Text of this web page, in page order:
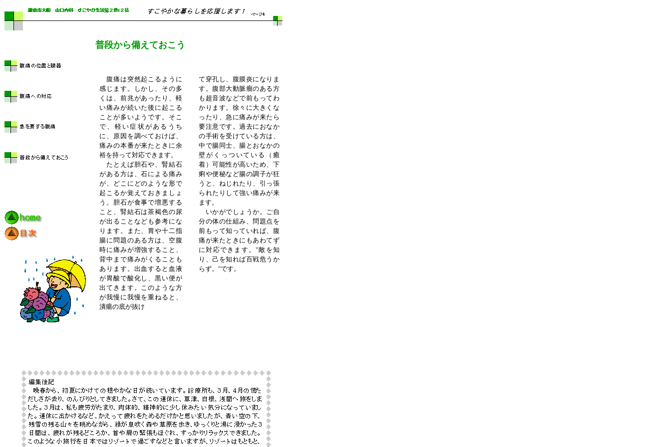
普段から備えておこう
腹痛は突然起こるように
感じます。しかし、その多
くは、前兆があったり、軽
い痛みが続いた後に起こる
ことが多いようです。そこ
で、軽い症状があるうち
に、原因を調べておけば、
痛みの本番が来たときに余
裕を持って対応できます。
たとえば胆石や、腎結石
がある方は、石による痛み
が、どこにどのような形で
起こるか覚えておきましょ
う。胆石が食事で増悪する
こと、腎結石は茶褐色の尿
が出ることなども参考にな
ります。また、胃や十二指
腸に問題のある方は、空腹
時に痛みが増強すること、
背中まで痛みがくることも
あります。出血すると血液
が胃酸で酸化し、黒い便が
出てきます。このような方
が我慢に我慢を重ねると、
潰瘍の底が抜け
て穿孔し、腹膜炎になりま
す。腹部大動脈瘤のある方
も超音波などで前もってわ
かります。徐々に大きくな
ったり、急に痛みが来たら
要注意です。過去におなか
の手術を受けている方は、
中で腸同士、腸とおなかの
壁がくっついている（癒
着）可能性が高いため、下
痢や便秘など腸の調子が狂
うと、ねじれたり、引っ張
られたりして強い痛みが来
ます。
いかがでしょうか。ご自
分の体の仕組み、問題点を
前もって知っていれば、腹
痛が来たときにもあわてず
に対応できます。"敵を知
り、己を知れば百戦危うか
らず。"です。